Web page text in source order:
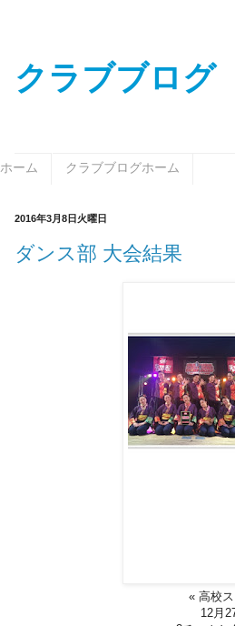
クラブブログ
ホーム クラブブログホーム
2016年3月8日火曜日
ダンス部 大会結果
« 高校
12月